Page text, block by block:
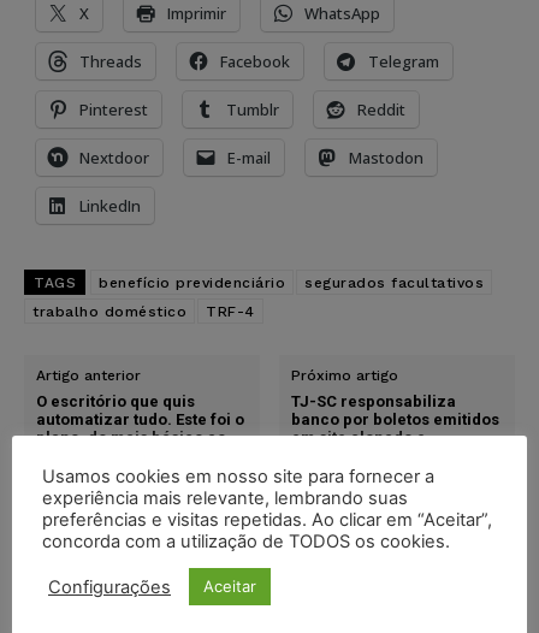
X Imprimir WhatsApp
Threads Facebook Telegram
Pinterest Tumblr Reddit
Nextdoor E-mail Mastodon
LinkedIn
TAGS benefício previdenciário
segurados facultativos
trabalho doméstico
TRF-4
Artigo anterior
O escritório que quis
automatizar tudo. Este foi o
plano, do mais básico ao
Próximo artigo
TJ-SC responsabiliza
banco por boletos emitidos
em site clonado e
pagamentos
Usamos cookies em nosso site para fornecer a
experiência mais relevante, lembrando suas
preferências e visitas repetidas. Ao clicar em “Aceitar”,
concorda com a utilização de TODOS os cookies.
Configurações Aceitar